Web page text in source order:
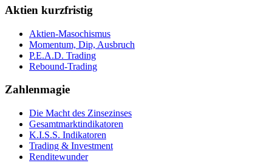
Aktien kurzfristig
Aktien-Masochismus
Momentum, Dip, Ausbruch
P.E.A.D. Trading
Rebound-Trading
Zahlenmagie
Die Macht des Zinsezinses
Gesamtmarktindikatoren
K.I.S.S. Indikatoren
Trading & Investment
Renditewunder